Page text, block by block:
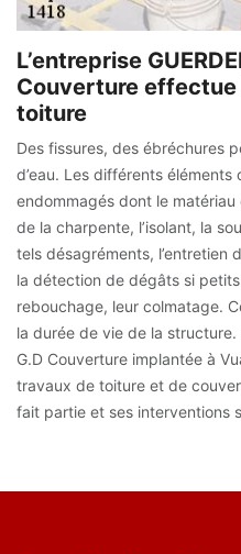
L’entreprise
Couverture
toiture
Des fissures, des ébréchures
d’eau. Les différents éléments
endommagés dont le
de la charpente, l’isolant, la
tels désagréments, l’entretien
la détection de dégâts si
rebouchage, leur colmatage.
la durée de vie de la structure.
G.D Couverture implantée à
travaux de toiture et de
fait partie et ses interventions